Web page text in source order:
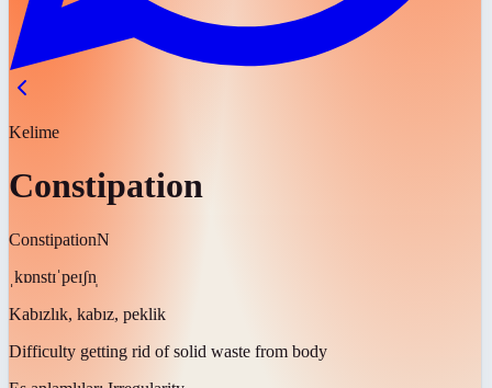
Kelime
Constipation
ConstipationN
ˌkɒnstɪˈpeɪʃn̩
Kabızlık, kabız, peklik
Difficulty getting rid of solid waste from body